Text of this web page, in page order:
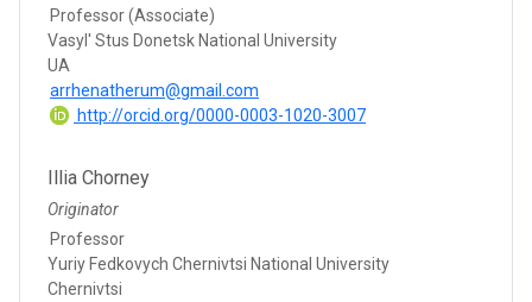
Professor (Associate)
Vasyl' Stus Donetsk National University
UA
arrhenatherum@gmail.com
http://orcid.org/0000-0003-1020-3007
Illia Chorney
Originator
Professor
Yuriy Fedkovych Chernivtsi National University
Chernivtsi